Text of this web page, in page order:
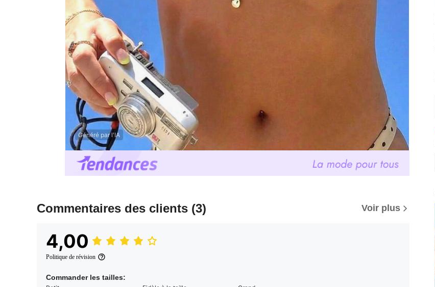
Généré par l'IA
Commentaires des clients (3) Voir plus
4,00
Politique de révision
Commander les tailles: